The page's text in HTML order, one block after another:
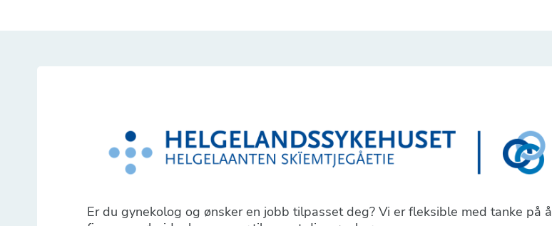
Er du gynekolog og ønsker en jobb tilpasset deg? Vi er fleksible med tanke på å